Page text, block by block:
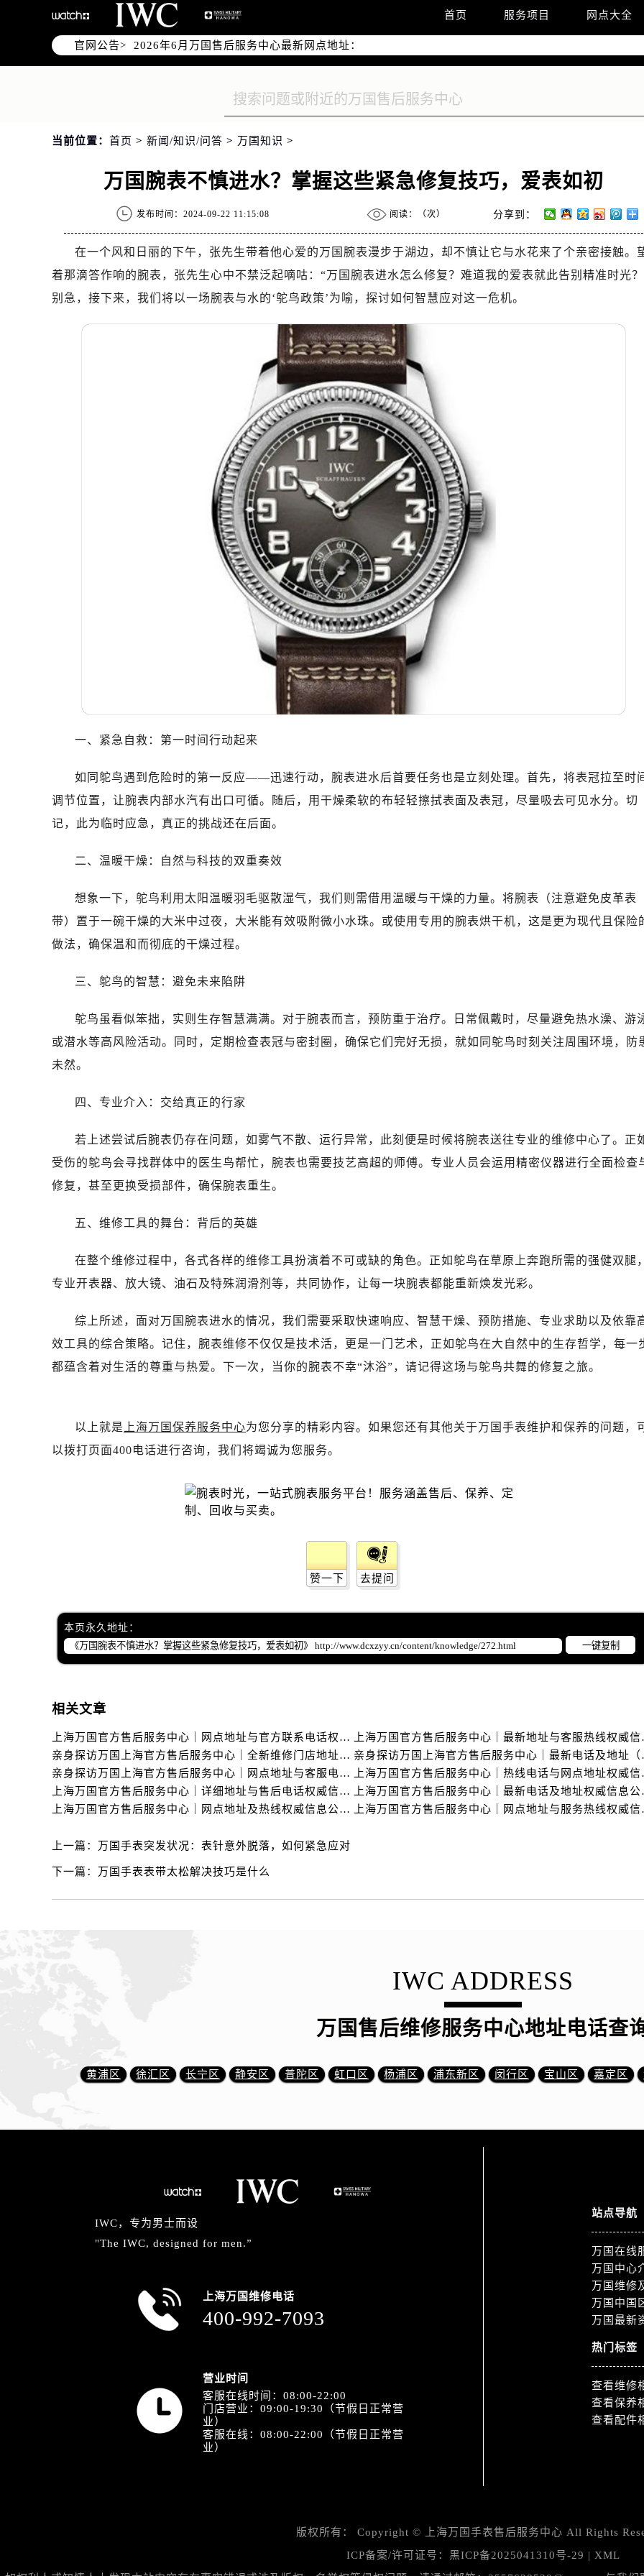
首页 服务项目 网点大全
官网公告>
2026年6月万国上海市售后服务网络优化升级公告
2026年6月上海市万国官方售后客户服务热线：400-992-7093
2026年6月万国售后服务中心最新网点地址：
上海市徐汇区虹桥路3号港汇中心写字楼2座37层3705室（需提前预约）
上海市黄浦区南京东路299号宏伊国际广场写字楼8层806室万国售后服务中心（需提前预约）
节假日正常营业！
当前位置： 首页 > 新闻/知识/问答 > 万国知识 >
万国腕表不慎进水？掌握这些紧急修复技巧，爱表如初
发布时间：2024-09-22 11:15:08 阅读：（次） 分享到：
在一个风和日丽的下午，张先生带着他心爱的万国腕表漫步于湖边，却不慎让它与水花来了个亲密接触。
着那滴答作响的腕表，张先生心中不禁泛起嘀咕：“万国腕表进水怎么修复？难道我的爱表就此告别精准时光
别急，接下来，我们将以一场腕表与水的‘鸵鸟政策’为喻，探讨如何智慧应对这一危机。
一、紧急自救：第一时间行动起来
如同鸵鸟遇到危险时的第一反应——迅速行动，腕表进水后首要任务也是立刻处理。首先，将表冠拉至时
调节位置，让腕表内部水汽有出口可循。随后，用干燥柔软的布轻轻擦拭表面及表冠，尽量吸去可见水分。切
记，此为临时应急，真正的挑战还在后面。
二、温暖干燥：自然与科技的双重奏效
想象一下，鸵鸟利用太阳温暖羽毛驱散湿气，我们则需借用温暖与干燥的力量。将腕表（注意避免皮革表
带）置于一碗干燥的大米中过夜，大米能有效吸附微小水珠。或使用专用的腕表烘干机，这是更为现代且保险
做法，确保温和而彻底的干燥过程。
三、鸵鸟的智慧：避免未来陷阱
鸵鸟虽看似笨拙，实则生存智慧满满。对于腕表而言，预防重于治疗。日常佩戴时，尽量避免热水澡、游
或潜水等高风险活动。同时，定期检查表冠与密封圈，确保它们完好无损，就如同鸵鸟时刻关注周围环境，防
未然。
四、专业介入：交给真正的行家
若上述尝试后腕表仍存在问题，如雾气不散、运行异常，此刻便是时候将腕表送往专业的维修中心了。正
受伤的鸵鸟会寻找群体中的医生鸟帮忙，腕表也需要技艺高超的师傅。专业人员会运用精密仪器进行全面检查
修复，甚至更换受损部件，确保腕表重生。
五、维修工具的舞台：背后的英雄
在整个维修过程中，各式各样的维修工具扮演着不可或缺的角色。正如鸵鸟在草原上奔跑所需的强健双腿，
专业开表器、放大镜、油石及特殊润滑剂等，共同协作，让每一块腕表都能重新焕发光彩。
综上所述，面对万国腕表进水的情况，我们需要采取快速响应、智慧干燥、预防措施、专业求助以及依靠
效工具的综合策略。记住，腕表维修不仅仅是技术活，更是一门艺术，正如鸵鸟在大自然中的生存哲学，每一
都蕴含着对生活的尊重与热爱。下一次，当你的腕表不幸“沐浴”，请记得这场与鸵鸟共舞的修复之旅。
以上就是 上海万国保养服务中心为您分享的精彩内容。如果您还有其他关于万国手表维护和保养的问题，
以拨打页面400电话进行咨询，我们将竭诚为您服务。
赞一下 去提问
本页永久地址：
一键复制
相关文章
上海万国官方售后服务中心｜网点地址与官方联系电话权威信息公示（2026年6月最新）
上海万国官
亲身探访万国上海官方售后服务中心｜全新维修门店地址及电话（2026年6月最新）
亲身探访
亲身探访万国上海官方售后服务中心｜网点地址与客服电话（2026年6月最新）
上海万国官
上海万国官方售后服务中心｜详细地址与售后电话权威信息公示（2026年6月最新）
上海万国官
上海万国官方售后服务中心｜网点地址及热线权威信息公示（2026年6月最新）
上海万国官
上一篇： 万国手表突发状况：表针意外脱落，如何紧急应对
下一篇： 万国手表表带太松解决技巧是什么
IWC ADDRESS
万国售后维修服务中心地址电话查
黄浦区 徐汇区 长宁区 静安区 普陀区 虹口区 杨浦区 浦东新区 闵行区 宝山区 嘉定区
IWC，专为男士而设
"The IWC, designed for men.”
上海万国维修电话
400-992-7093
营业时间
客服在线时间：08:00-22:00
门店营业：09:00-19:30（节假日正常营
业）
客服在线：08:00-22:00（节假日正常营
业）
站点导航
万国在线
万国中心
万国维修
万国中国
万国最新
热门标签
查看维修
查看保养
查看配件
版权所有： Copyright © 上海万国手表售后服务中心 All Rights
ICP备案/许可证号： 黑ICP备2025041310号-29 | XML